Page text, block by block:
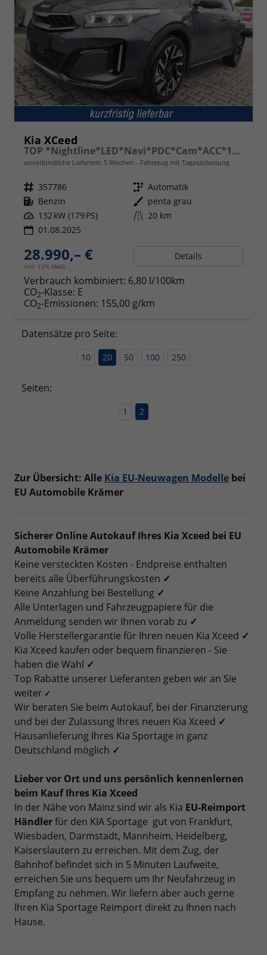
Kia XCeed
TOP *Nightline*LED*Navi*PDC*Cam*ACC*18Zoll*
unverbindliche Lieferzeit: 5 Wochen Fahrzeug mit Tageszulassung
Fahrzeugnr. 357786 Getriebe Automatik
Kraftstoff Benzin Außenfarbe penta grau
Leistung 132 kW (179 PS) Kilometerstand 20 km
01.08.2025
28.990,– €
incl. 19% MwSt.
Details
Verbrauch kombiniert: 6,80 l/100km
CO2-Klasse: E
CO2-Emissionen: 155,00 g/km
Datensätze pro Seite:
10 20 50 100 250
Seiten:
1 2
Zur Übersicht: Alle Kia EU-Neuwagen Modelle bei
EU Automobile Krämer
Sicherer Online Autokauf Ihres Kia Xceed bei EU
Automobile Krämer
Keine versteckten Kosten - Endpreise enthalten
bereits alle Überführungskosten ✓
Keine Anzahlung bei Bestellung ✓
Alle Unterlagen und Fahrzeugpapiere für die
Anmeldung senden wir Ihnen vorab zu ✓
Volle Herstellergarantie für Ihren neuen Kia Xceed ✓
Kia Xceed kaufen oder bequem finanzieren - Sie
haben die Wahl ✓
Top Rabatte unserer Lieferanten geben wir an Sie
weiter ✓
Wir beraten Sie beim Autokauf, bei der Finanzierung
und bei der Zulassung Ihres neuen Kia Xceed ✓
Hausanlieferung Ihres Kia Sportage in ganz
Deutschland möglich ✓
Lieber vor Ort und uns persönlich kennenlernen
beim Kauf Ihres Kia Xceed
In der Nähe von Mainz sind wir als Kia EU-Reimport
Händlerfür den KIA Sportage gut von Frankfurt,
Wiesbaden, Darmstadt, Mannheim, Heidelberg,
Kaiserslautern zu erreichen. Mit dem Zug, der
Bahnhof befindet sich in 5 Minuten Laufweite,
erreichen Sie uns bequem um Ihr Neufahrzeug in
Empfang zu nehmen. Wir liefern aber auch gerne
Ihren Kia Sportage Reimport direkt zu Ihnen nach
Hause.